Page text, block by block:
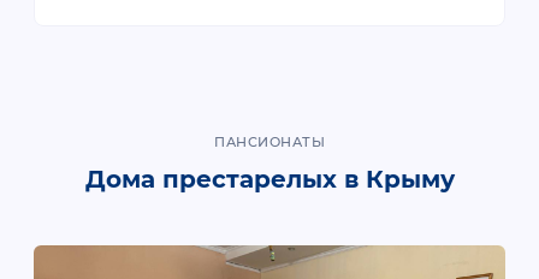
ПАНСИОНАТЫ
Дома престарелых в Крыму